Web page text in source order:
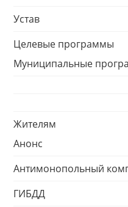
Устав
Целевые программы
Муниципальные
Жителям
Анонс
Антимонопольный
ГИБДД